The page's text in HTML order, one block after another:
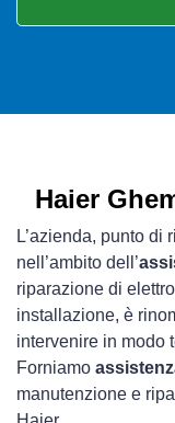
Haier
L’azienda, punto di
nell’ambito dell’
riparazione di
installazione, è
intervenire in modo
Forniamo
manutenzione e